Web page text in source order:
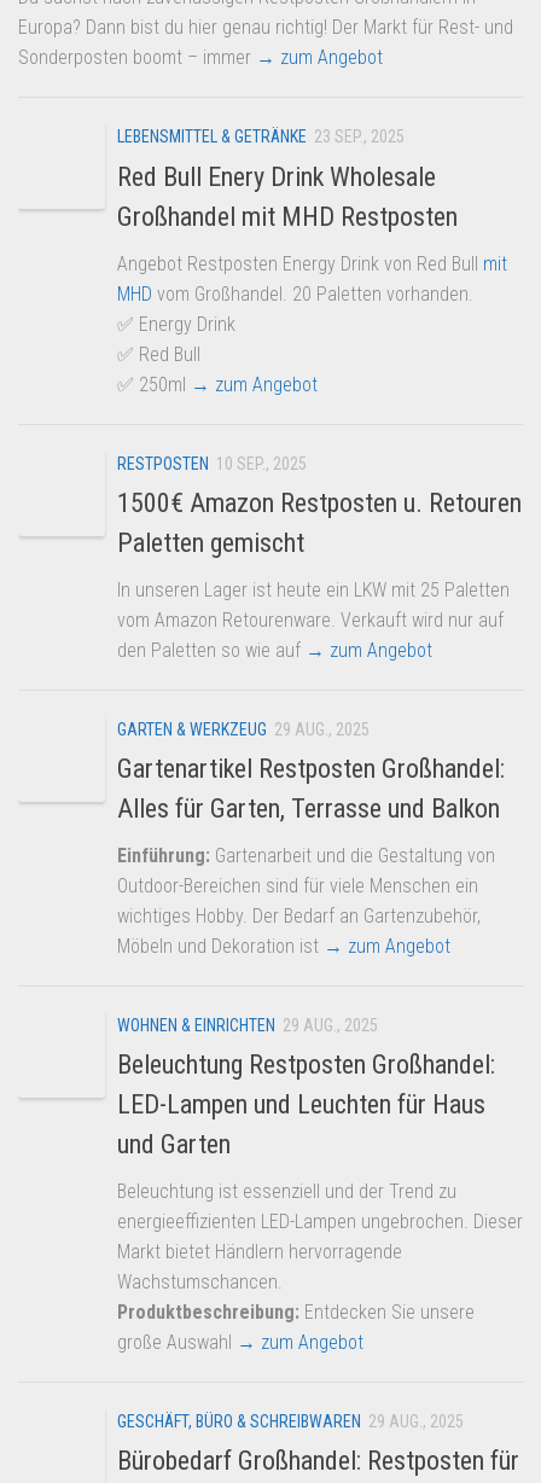
Europa? Dann bist du hier genau richtig! Der Markt für Rest- und
Sonderposten boomt – immer → zum Angebot
LEBENSMITTEL & GETRÄNKE 23 SEP., 2025
Red Bull Enery Drink Wholesale
Großhandel mit MHD Restposten
Angebot Restposten Energy Drink von Red Bull mit
MHD vom Großhandel. 20 Paletten vorhanden.
✅ Energy Drink
✅ Red Bull
✅ 250ml → zum Angebot
RESTPOSTEN 10 SEP., 2025
1500€ Amazon Restposten u. Retouren
Paletten gemischt
In unseren Lager ist heute ein LKW mit 25 Paletten
vom Amazon Retourenware. Verkauft wird nur auf
den Paletten so wie auf → zum Angebot
GARTEN & WERKZEUG 29 AUG., 2025
Gartenartikel Restposten Großhandel:
Alles für Garten, Terrasse und Balkon
Einführung: Gartenarbeit und die Gestaltung von
Outdoor-Bereichen sind für viele Menschen ein
wichtiges Hobby. Der Bedarf an Gartenzubehör,
Möbeln und Dekoration ist → zum Angebot
WOHNEN & EINRICHTEN 29 AUG., 2025
Beleuchtung Restposten Großhandel:
LED-Lampen und Leuchten für Haus
und Garten
Beleuchtung ist essenziell und der Trend zu
energieeffizienten LED-Lampen ungebrochen. Dieser
Markt bietet Händlern hervorragende
Wachstumschancen.
Produktbeschreibung: Entdecken Sie unsere
große Auswahl → zum Angebot
GESCHÄFT, BÜRO & SCHREIBWAREN 29 AUG., 2025
Bürobedarf Großhandel: Restposten für